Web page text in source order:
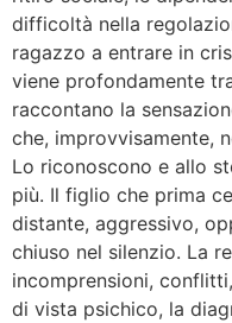
difficoltà nella
ragazzo a entrare in
viene profondamente
raccontano la
che, improvvisamente,
Lo riconoscono e allo
più. Il figlio che prima
distante, aggressivo,
chiuso nel silenzio. La
incomprensioni,
di vista psichico, la